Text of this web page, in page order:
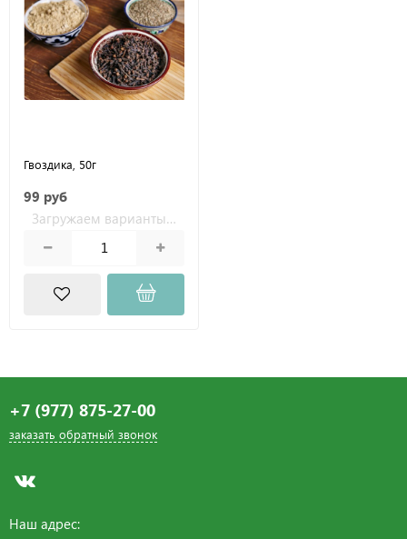
Гвоздика, 50г
99 руб
+7 (977) 875-27-00
заказать обратный звонок
Наш адрес: